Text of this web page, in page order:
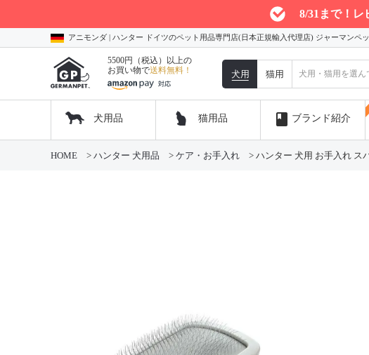
8/31まで！レ
アニモンダ | ハンター ドイツのペット用品専門店(日本正規輸入代理店) ジャーマンペ
5500円（税込）以上の
お買い物で送料無料！ 犬用 猫用
犬用品 猫用品 book ブランド紹介
HOME ハンター 犬用品 ケア・お手入れ ハンター 犬用 お手入れ ス